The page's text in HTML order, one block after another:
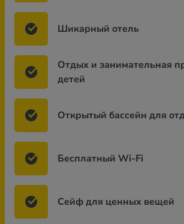
Шикарный отель
Отдых и занимательная
детей
Открытый бассейн для
Бесплатный Wi-Fi
Сейф для ценных вещей